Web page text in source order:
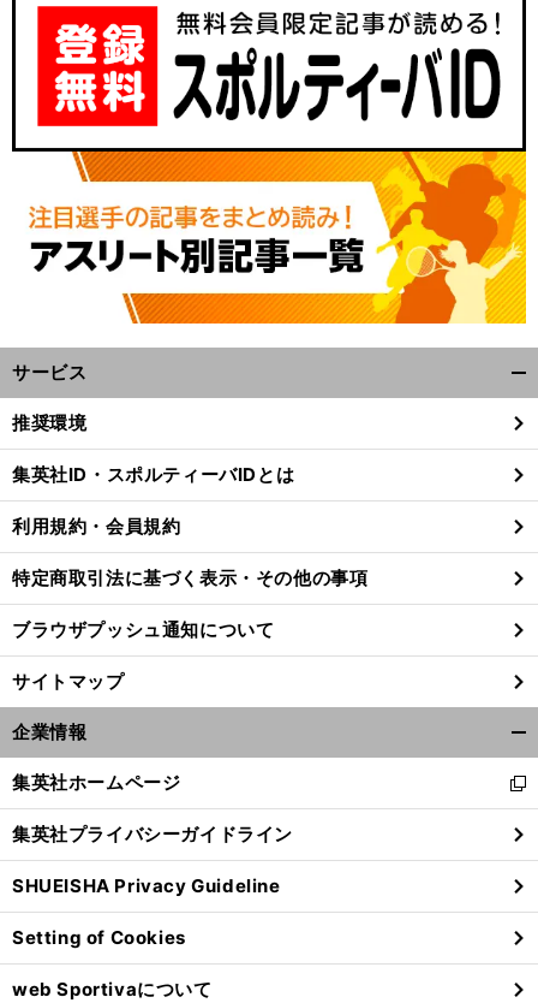
サービス
閉
る
推奨環境
集英社ID・スポルティーバIDとは
利用規約・会員規約
特定商取引法に基づく表示・その他の事項
ブラウザプッシュ通知について
サイトマップ
企業情報
閉
る
集英社ホームページ
新
し
い
ウ
ィ
ン
ド
ウ
で
集英社プライバシーガイドライン
SHUEISHA Privacy Guideline
Setting of Cookies
web Sportivaについて